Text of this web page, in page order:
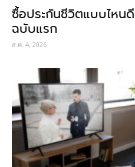
ซื้อประกันชีวิตแบบไหน
ฉบับแรก
ส.ค. 4, 2026